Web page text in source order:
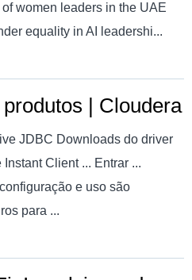
women leaders in the UAE
equality in AI leadershi...
| Cloudera
JDBC Downloads do driver
Instant Client ... Entrar ...
e uso são
para ...